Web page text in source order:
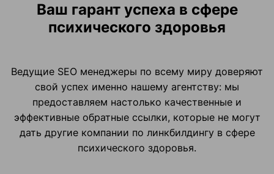
Ваш гарант успеха в сфере
психического здоровья
Ведущие SEO менеджеры по всему миру доверяют
свой успех именно нашему агентству: мы
предоставляем настолько качественные и
эффективные обратные ссылки, которые не могут
дать другие компании по линкбилдингу в сфере
психического здоровья.